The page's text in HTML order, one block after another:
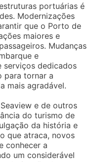
portuárias é
Modernizações
que o Porto de
maiores e
Mudanças
e
serviços dedicados
para tornar a
mais agradável.
e de outros
do turismo de
da história e
que atraca, novos
conhecer a
um considerável